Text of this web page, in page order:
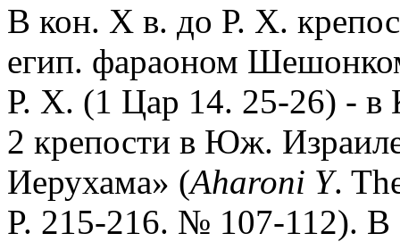
В кон. X в. до Р. Х.
егип. фараоном
Р. Х. (1 Цар 14. 25-26) - в
2 крепости в Юж.
Иерухама» (Aharoni Y.
P. 215-216. № 107-112). В